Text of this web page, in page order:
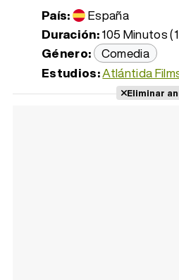
País:
España
Duración:105 Minutos
Género: Comedia
Estudios:Atlántida
Eliminar